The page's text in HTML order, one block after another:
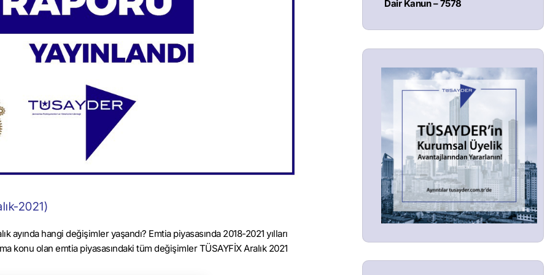
2021)
ayında hangi değişimler yaşandı? Emtia piyasasında 2018-2021 yılları
konu olan emtia piyasasındaki tüm değişimler TÜSAYFİX Aralık 2021
Dair Kanun – 7578